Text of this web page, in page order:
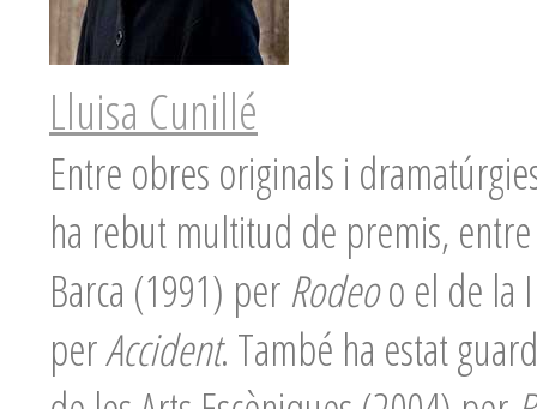
Lluisa Cunillé
Entre obres originals i
ha rebut multitud de premis,
Barca (1991) per Rodeoo el de la
perAccident. També ha estat